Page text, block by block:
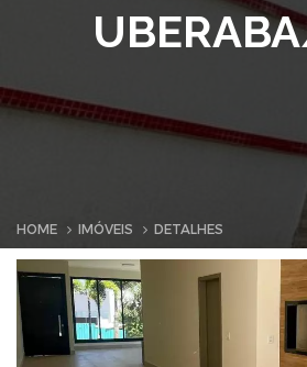
HOME IMÓVEIS DETALHES